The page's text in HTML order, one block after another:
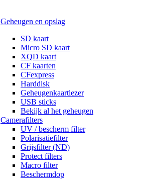
Geheugen en opslag
SD kaart
Micro SD kaart
XQD kaart
CF kaarten
CFexpress
Harddisk
Geheugenkaartlezer
USB sticks
Bekijk al het geheugen
Camerafilters
UV / bescherm filter
Polarisatiefilter
Grijsfilter (ND)
Protect filters
Macro filter
Beschermdop